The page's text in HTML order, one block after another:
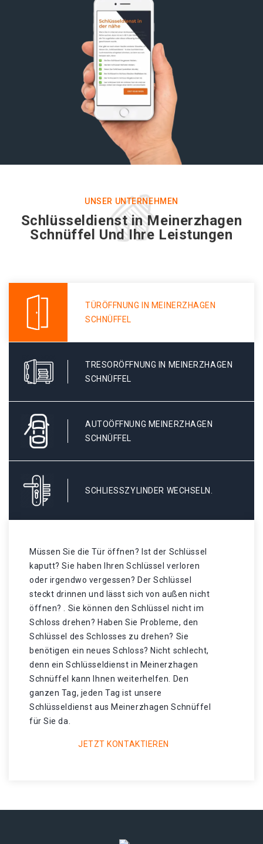
UNSER UNTERNEHMEN
Schlüsseldienst in Meinerzhagen
Schnüffel Und Ihre Leistungen
TÜRÖFFNUNG IN MEINERZHAGEN
SCHNÜFFEL
TRESORÖFFNUNG IN MEINERZHAGEN
SCHNÜFFEL
AUTOÖFFNUNG MEINERZHAGEN
SCHNÜFFEL
SCHLIESSZYLINDER WECHSELN.
Müssen Sie die Tür öffnen? Ist der Schlüssel
kaputt? Sie haben Ihren Schlüssel verloren
oder irgendwo vergessen? Der Schlüssel
steckt drinnen und lässt sich von außen nicht
öffnen? . Sie können den Schlüssel nicht im
Schloss drehen? Haben Sie Probleme, den
Schlüssel des Schlosses zu drehen? Sie
benötigen ein neues Schloss? Nicht schlecht,
denn ein Schlüsseldienst in Meinerzhagen
Schnüffel kann Ihnen weiterhelfen. Den
ganzen Tag, jeden Tag ist unsere
Schlüsseldienst aus Meinerzhagen Schnüffel
für Sie da.
JETZT KONTAKTIEREN